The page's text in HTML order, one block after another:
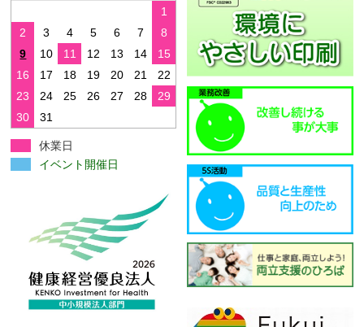
1
2
3 4 5 6 7
8
9
10 11 12 13 14
15
16
17 18 19 20 21
22
23
24 25 26 27 28
29
30
31
休業日
イベント開催日